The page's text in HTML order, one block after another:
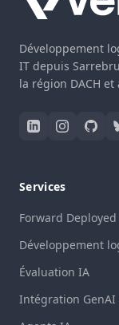
Développement
IT depuis
la région DACH et
Services
Forward
Développement
Évaluation IA
Intégration GenAI